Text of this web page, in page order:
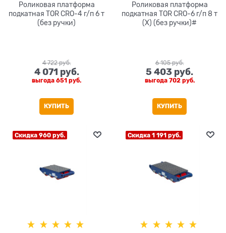
Роликовая платформа
подкатная TOR CRO-4 г/п 6 т
(без ручки)
4 722 руб.
4 071 руб.
выгода 651 руб.
КУПИТЬ
Роликовая платформа
подкатная TOR CRO-6 г/п 8 т
(X) (без ручки)#
6 105 руб.
5 403 руб.
выгода 702 руб.
КУПИТЬ
Скидка 960 руб. Скидка 1 191 руб.